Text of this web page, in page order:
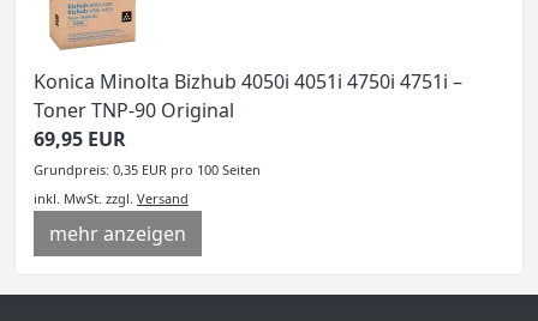
Konica Minolta Bizhub 4050i 4051i 4750i 4751i –
Toner TNP-90 Original
69,95 EUR
Grundpreis: 0,35 EUR pro 100 Seiten
inkl. MwSt. zzgl. Versand
mehr anzeigen